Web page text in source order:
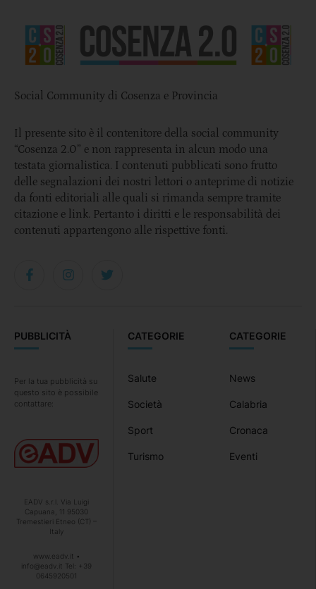
CATEGORIE
News
Calabria
Cronaca
Eventi
CATEGORIE
Salute
Società
Sport
Turismo
PUBBLICITÀ
Per la tua pubblicità su
questo sito è possibile
contattare:
EADV s.r.l. Via Luigi
Capuana, 11 95030
Tremestieri Etneo (CT) –
Italy
www.eadv.it •
info@eadv.it Tel: +39
0645920501
Social Community di Cosenza e Provincia
Il presente sito è il contenitore della social community
“Cosenza 2.0” e non rappresenta in alcun modo una
testata giornalistica. I contenuti pubblicati sono frutto
delle segnalazioni dei nostri lettori o anteprime di notizie
da fonti editoriali alle quali si rimanda sempre tramite
citazione e link. Pertanto i diritti e le responsabilità dei
contenuti appartengono alle rispettive fonti.